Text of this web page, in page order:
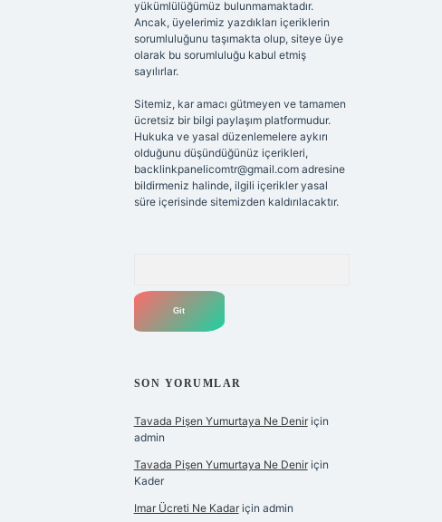
yükümlülüğümüz bulunmamaktadır.
Ancak, üyelerimiz yazdıkları içeriklerin
sorumluluğunu taşımakta olup, siteye üye
olarak bu sorumluluğu kabul etmiş
sayılırlar.
Sitemiz, kar amacı gütmeyen ve tamamen
ücretsiz bir bilgi paylaşım platformudur.
Hukuka ve yasal düzenlemelere aykırı
olduğunu düşündüğünüz içerikleri,
backlinkpanelicomtr@gmail.comadresine
bildirmeniz halinde, ilgili içerikler yasal
süre içerisinde sitemizden kaldırılacaktır.
SON YORUMLAR
Tavada Pişen Yumurtaya Ne Deniriçin
admin
Tavada Pişen Yumurtaya Ne Deniriçin
Kader
Imar Ücreti Ne Kadariçin admin